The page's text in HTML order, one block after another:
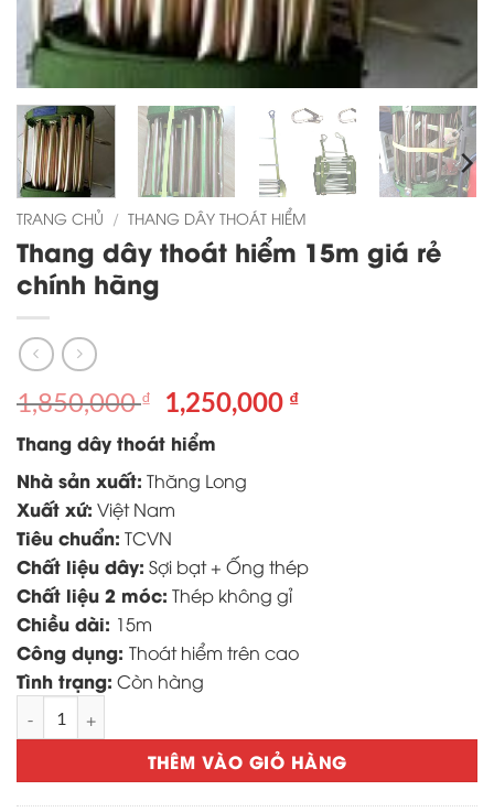
TRANG CHỦ / THANG DÂY THOÁT HIỂM
Thang dây thoát hiểm 15m giá rẻ
chính hãng
1,850,000₫
Giá
gốc
là:
1,850,000 ₫.
1,250,000 ₫Giá
Thang dây thoát hiểm
Nhà sản xuất: Thăng Long
Xuất xứ: Việt Nam
Tiêu chuẩn: TCVN
Chất liệu dây: Sợi bạt + Ống thép
Chất liệu 2 móc: Thép không gỉ
Chiều dài: 15m
Công dụng: Thoát hiểm trên cao
Tình trạng: Còn hàng
Thang dây thoát hiểm 15m giá rẻ chính hãng số lượng
THÊM VÀO GIỎ HÀNG